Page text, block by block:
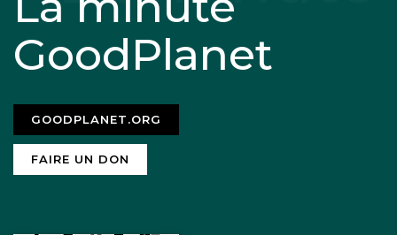
GoodPlanet
GOODPLANET.ORG
FAIRE UN DON